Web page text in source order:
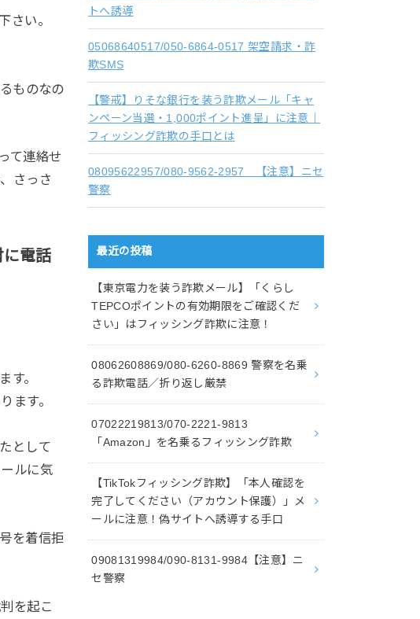
さい。
ものなの
て連絡せ
さっさ
に電話
す。
ます。
として
ルに気
を着信拒
を起こ
トへ誘導
05068640517/050-6864-0517 架空請求・詐
欺SMS
【警戒】りそな銀行を装う詐欺メール「キャ
ンペーン当選・1,000ポイント進呈」に注意｜
フィッシング詐欺の手口とは
08095622957/080-9562-2957 【注意】ニセ
警察
最近の投稿
【東京電力を装う詐欺メール】「くらし
TEPCOポイントの有効期限をご確認くだ
さい」はフィッシング詐欺に注意！
08062608869/080-6260-8869 警察を名乗
る詐欺電話／折り返し厳禁
07022219813/070-2221-9813
「Amazon」を名乗るフィッシング詐欺
【TikTokフィッシング詐欺】「本人確認を
完了してください（アカウント保護）」メ
ールに注意！偽サイトへ誘導する手口
09081319984/090-8131-9984【注意】ニ
セ警察